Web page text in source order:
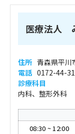
医療法人
住所 青森県平川
電話 0172-44-
診療科目
内科、整形外科
08:30 ~12:00